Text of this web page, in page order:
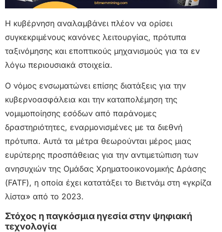
Η κυβέρνηση αναλαμβάνει πλέον να ορίσει
συγκεκριμένους κανόνες λειτουργίας, πρότυπα
ταξινόμησης και εποπτικούς μηχανισμούς για τα εν
λόγω περιουσιακά στοιχεία.
Ο νόμος ενσωματώνει επίσης διατάξεις για την
κυβερνοασφάλεια και την καταπολέμηση της
νομιμοποίησης εσόδων από παράνομες
δραστηριότητες, εναρμονισμένες με τα διεθνή
πρότυπα. Αυτά τα μέτρα θεωρούνται μέρος μιας
ευρύτερης προσπάθειας για την αντιμετώπιση των
ανησυχιών της Ομάδας Χρηματοοικονομικής Δράσης
(FATF), η οποία έχει κατατάξει το Βιετνάμ στη «γκρίζα
λίστα» από το 2023.
Στόχος η παγκόσμια ηγεσία στην ψηφιακή
τεχνολογία